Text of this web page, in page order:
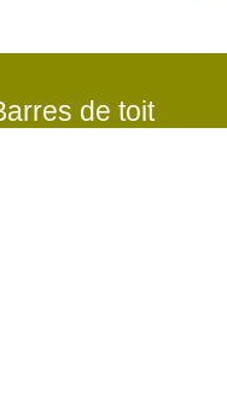
de toit